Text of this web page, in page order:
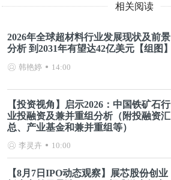
相关阅读
2026年全球超材料行业发展现状及前景
分析 到2031年有望达42亿美元【组图】
韩艳婷 14:00
【投资视角】启示2026：中国铁矿石行
业投融资及兼并重组分析（附投融资汇
总、产业基金和兼并重组等）
李灵卉 10:00
【8月7日IPO动态观察】展芯股份创业